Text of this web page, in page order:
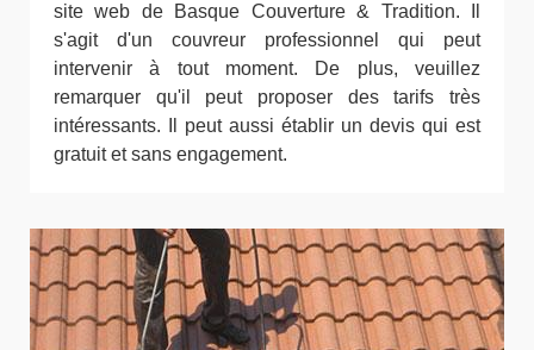
site web de Basque Couverture & Tradition. Il
s'agit d'un couvreur professionnel qui peut
intervenir à tout moment. De plus, veuillez
remarquer qu'il peut proposer des tarifs très
intéressants. Il peut aussi établir un devis qui est
gratuit et sans engagement.